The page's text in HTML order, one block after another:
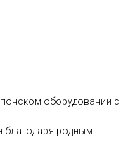
оборудовании с
благодаря родным